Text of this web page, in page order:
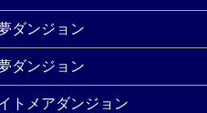
ダンジョン
ダンジョン
トメアダンジョン